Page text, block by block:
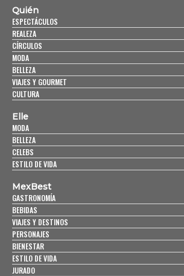
Quién
ESPECTÁCULOS
REALEZA
CÍRCULOS
MODA
BELLEZA
VIAJES Y GOURMET
CULTURA
Elle
MODA
BELLEZA
CELEBS
ESTILO DE VIDA
MexBest
GASTRONOMÍA
BEBIDAS
VIAJES Y DESTINOS
PERSONAJES
BIENESTAR
ESTILO DE VIDA
JURADO